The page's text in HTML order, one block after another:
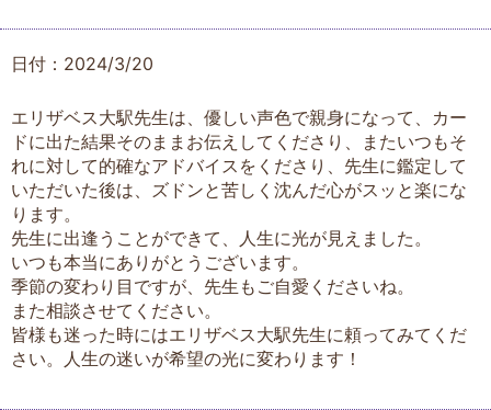
日付：2024/3/20
エリザベス大駅先生は、優しい声色で親身になって、カー
ドに出た結果そのままお伝えしてくださり、またいつもそ
れに対して的確なアドバイスをくださり、先生に鑑定して
いただいた後は、ズドンと苦しく沈んだ心がスッと楽にな
ります。
先生に出逢うことができて、人生に光が見えました。
いつも本当にありがとうございます。
季節の変わり目ですが、先生もご自愛くださいね。
また相談させてください。
皆様も迷った時にはエリザベス大駅先生に頼ってみてくだ
さい。人生の迷いが希望の光に変わります！